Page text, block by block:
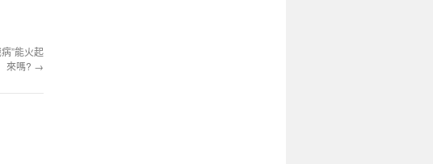
”能火起
來嗎? →